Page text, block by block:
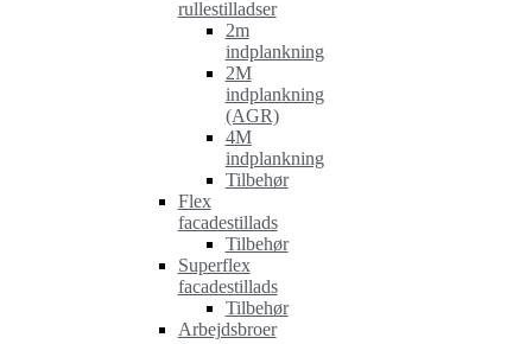
rullestilladser
2m
indplankning
2M
indplankning
(AGR)
4M
indplankning
Tilbehør
Flex
facadestillads
Tilbehør
Superflex
facadestillads
Tilbehør
Arbejdsbroer